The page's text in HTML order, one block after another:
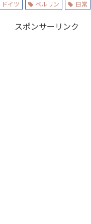
ドイツ ベルリン 日常
スポンサーリンク